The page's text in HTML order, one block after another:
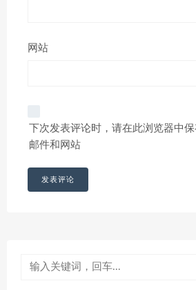
网站
下次发表评论时，请在此浏览器中
邮件和网站